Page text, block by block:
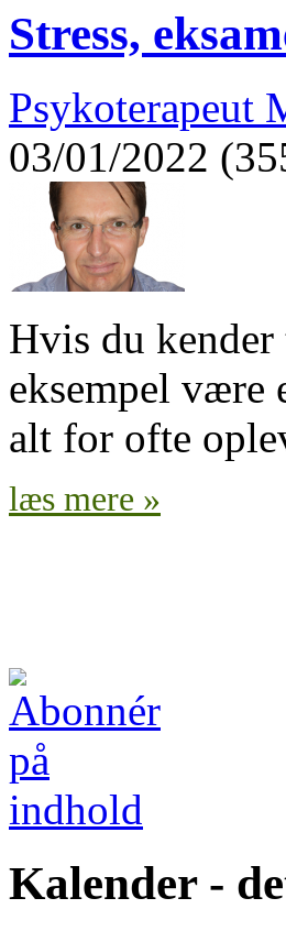
Stress,
Psykoterapeut
03/01/2022
Hvis du
eksempel være
alt for ofte
læs mere »
Kalender -